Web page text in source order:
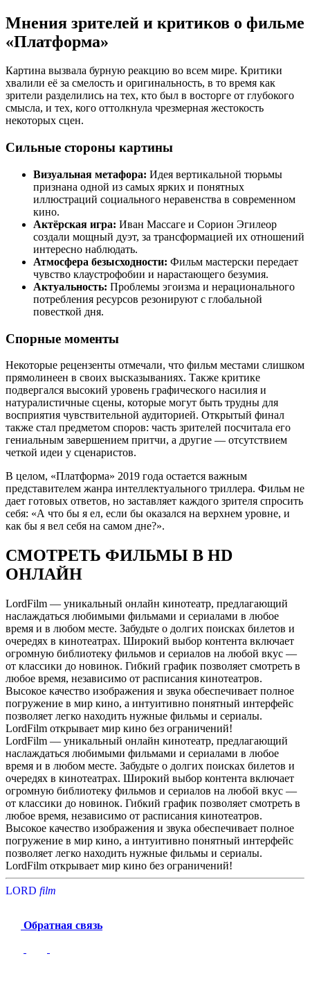
Мнения зрителей и критиков о фильме
«Платформа»
Картина вызвала бурную реакцию во всем мире. Критики
хвалили её за смелость и оригинальность, в то время как
зрители разделились на тех, кто был в восторге от глубокого
смысла, и тех, кого оттолкнула чрезмерная жестокость
некоторых сцен.
Сильные стороны картины
Визуальная метафора: Идея вертикальной тюрьмы
признана одной из самых ярких и понятных
иллюстраций социального неравенства в современном
кино.
Актёрская игра: Иван Массаге и Сорион Эгилеор
создали мощный дуэт, за трансформацией их отношений
интересно наблюдать.
Атмосфера безысходности: Фильм мастерски передает
чувство клаустрофобии и нарастающего безумия.
Актуальность: Проблемы эгоизма и нерационального
потребления ресурсов резонируют с глобальной
повесткой дня.
Спорные моменты
Некоторые рецензенты отмечали, что фильм местами слишком
прямолинеен в своих высказываниях. Также критике
подвергался высокий уровень графического насилия и
натуралистичные сцены, которые могут быть трудны для
восприятия чувствительной аудиторией. Открытый финал
также стал предметом споров: часть зрителей посчитала его
гениальным завершением притчи, а другие — отсутствием
четкой идеи у сценаристов.
В целом, «Платформа» 2019 года остается важным
представителем жанра интеллектуального триллера. Фильм не
дает готовых ответов, но заставляет каждого зрителя спросить
себя: «А что бы я ел, если бы оказался на верхнем уровне, и
как бы я вел себя на самом дне?».
СМОТРЕТЬ ФИЛЬМЫ В HD
ОНЛАЙН
LordFilm — уникальный онлайн кинотеатр, предлагающий
наслаждаться любимыми фильмами и сериалами в любое
время и в любом месте. Забудьте о долгих поисках билетов и
очередях в кинотеатрах. Широкий выбор контента включает
огромную библиотеку фильмов и сериалов на любой вкус —
от классики до новинок. Гибкий график позволяет смотреть в
любое время, независимо от расписания кинотеатров.
Высокое качество изображения и звука обеспечивает полное
погружение в мир кино, а интуитивно понятный интерфейс
позволяет легко находить нужные фильмы и сериалы.
LordFilm открывает мир кино без ограничений!
LordFilm — уникальный онлайн кинотеатр, предлагающий
наслаждаться любимыми фильмами и сериалами в любое
время и в любом месте. Забудьте о долгих поисках билетов и
очередях в кинотеатрах. Широкий выбор контента включает
огромную библиотеку фильмов и сериалов на любой вкус —
от классики до новинок. Гибкий график позволяет смотреть в
любое время, независимо от расписания кинотеатров.
Высокое качество изображения и звука обеспечивает полное
погружение в мир кино, а интуитивно понятный интерфейс
позволяет легко находить нужные фильмы и сериалы.
LordFilm открывает мир кино без ограничений!
LORD film
Обратная связь